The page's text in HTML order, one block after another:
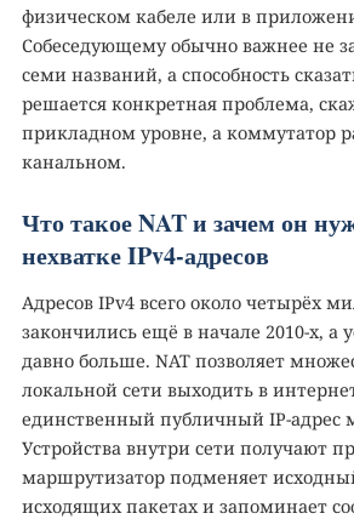
физическом кабеле или в
Собеседующему обычно важнее не
семи названий, а способность
решается конкретная проблема,
прикладном уровне, а коммутатор
канальном.
Что такое NAT и зачем он
нехватке IPv4-адресов
Адресов IPv4 всего около четырёх
закончились ещё в начале 2010-х, а
давно больше. NAT позволяет
локальной сети выходить в
единственный публичный IP-адрес
Устройства внутри сети получают
маршрутизатор подменяет
исходящих пакетах и запоминает